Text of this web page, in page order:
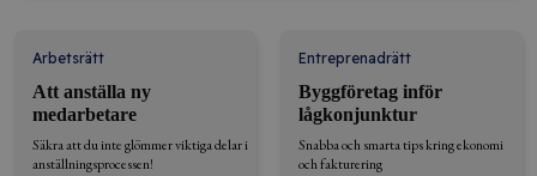
Arbetsrätt
Att anställa ny
medarbetare
Säkra att du inte glömmer viktiga delar i
anställningsprocessen!
Entreprenadrätt
Byggföretag inför
lågkonjunktur
Snabba och smarta tips kring ekonomi
och fakturering